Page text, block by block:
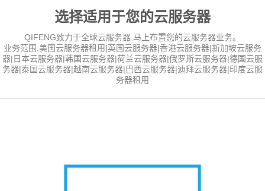
选择适用于您的云服务器
QIFENG致力于全球云服务器,马上布置您的云服务器业务。
业务范围:美国云服务器租用|英国云服务器|香港云服务器|新加坡云服务
器|日本云服务器|韩国云服务器|荷兰云服务器|俄罗斯云服务器|德国云服
务器|泰国云服务器|越南云服务器|巴西云服务器|迪拜云服务器|印度云服
务器租用